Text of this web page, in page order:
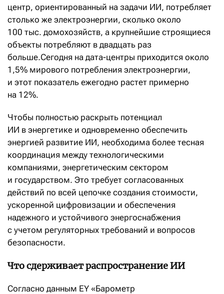
центр, ориентированный на задачи ИИ, потребляет
столько же электроэнергии, сколько около
100 тыс. домохозяйств, а крупнейшие строящиеся
объекты потребляют в двадцать раз
больше.Сегодня на дата-центры приходится около
1,5% мирового потребления электроэнергии,
и этот показатель ежегодно растет примерно
на 12%.
Чтобы полностью раскрыть потенциал
ИИ в энергетике и одновременно обеспечить
энергией развитие ИИ, необходима более тесная
координация между технологическими
компаниями, энергетическим сектором
и государством. Это требует согласованных
действий по всей цепочке создания стоимости,
ускоренной цифровизации и обеспечения
надежного и устойчивого энергоснабжения
с учетом регуляторных требований и вопросов
безопасности.
Что сдерживает распространение ИИ
Согласно данным EY «Барометр